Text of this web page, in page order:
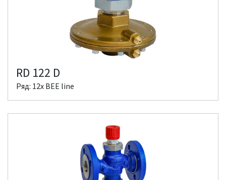
RD 122 D
Ряд: 12x BEE line